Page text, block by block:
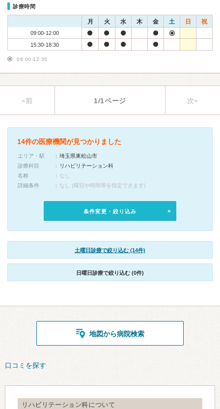
診療時間
月 火 水 木 金 土 日 祝
09:00-12:00
15:30-18:30
09:00-12:30
«前 1/1ページ 次»
14件の医療機関が見つかりました
エリア・駅
埼玉県東松山市
診療科目
リハビリテーション科
名称
なし
詳細条件
なし (曜日や時間帯を指定できます)
条件変更・絞り込み
土曜日診療で絞り込む (14件)
日曜日診療で絞り込む (0件)
地図から病院検索
口コミを探す
リハビリテーション科について